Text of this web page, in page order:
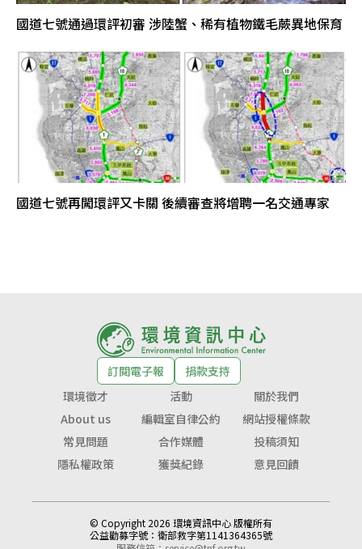
國道七號通過環評初審 涉陸蟹、稀有植物鐵毛蕨異地保育
國道七號再闖環評又卡關 後續審查將增聘一名交通專家
訂閱電子報
捐款支持
環境徵才
活動
關於我們
About us
編輯室自律公約
網站授權條款
常見問題
合作媒體
投稿須知
隱私權政策
獲獎紀錄 意見回饋
© Copyright 2026 環境資訊中心 版權所有
公益勸募字號： 衛部救字第1141364365號